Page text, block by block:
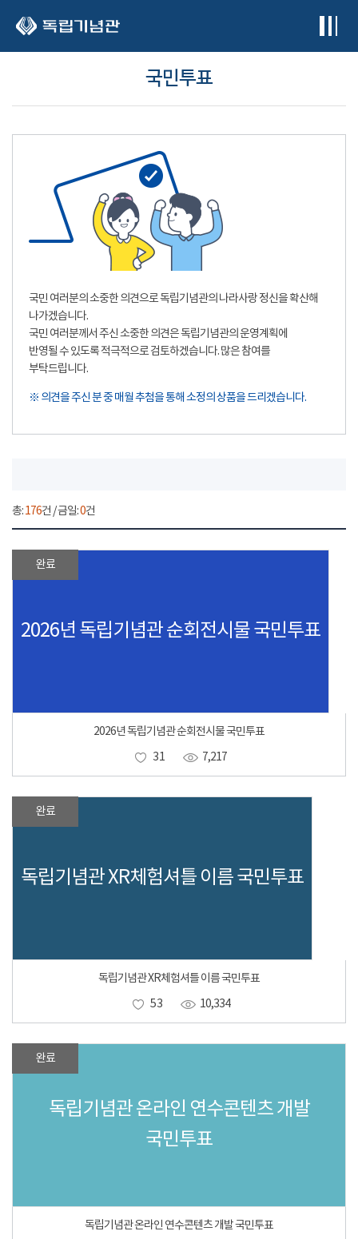
국민투표
국민 여러분의 소중한 의견으로 독립기념관의 나라사랑 정신을 확산해
나가겠습니다.
국민 여러분께서 주신 소중한 의견은 독립기념관의 운영계획에
반영될 수 있도록 적극적으로 검토하겠습니다. 많은 참여를
부탁드립니다.
※ 의견을 주신 분 중 매월 추첨을 통해 소정의 상품을 드리겠습니다.
총:176건 / 금일:0건
완료
2026년 독립기념관 순회전시물 국민투표
2026년 독립기념관 순회전시물 국민투표
31
7,217
완료
독립기념관 XR체험셔틀 이름 국민투표
독립기념관 XR체험셔틀 이름 국민투표
53
10,334
완료
독립기념관 온라인 연수콘텐츠 개발
국민투표
독립기념관 온라인 연수콘텐츠 개발 국민투표